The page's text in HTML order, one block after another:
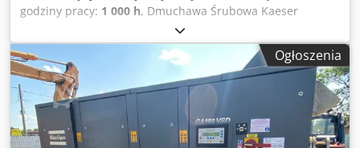
godziny pracy: 1 000 h, Dmuchawa Śrubowa Kaeser
Energooszczedna Dksdpfx Aoztb Nwsg Djr DBS 221L
ciśnienie pracy do 700 mbr Wydajność maksymalna 22
m3/min
Ogłoszenia